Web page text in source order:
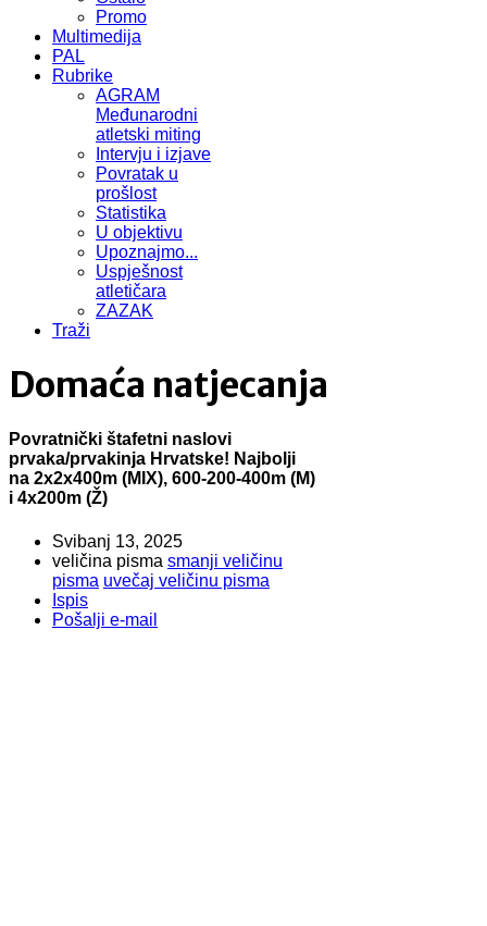
Promo
Multimedija
PAL
Rubrike
AGRAM
Međunarodni
atletski miting
Intervju i izjave
Povratak u
prošlost
Statistika
U objektivu
Upoznajmo...
Uspješnost
atletičara
ZAZAK
Traži
Domaća natjecanja
Povratnički štafetni naslovi
prvaka/prvakinja Hrvatske! Najbolji
na 2x2x400m (MIX), 600-200-400m (M)
i 4x200m (Ž)
Svibanj 13, 2025
veličina pisma smanji veličinu
pisma uvečaj veličinu pisma
Ispis
Pošalji e-mail